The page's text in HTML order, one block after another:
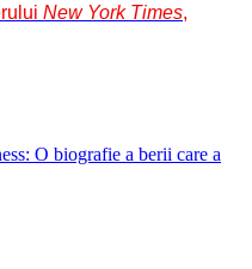
New York Times,
O biografie a berii care a